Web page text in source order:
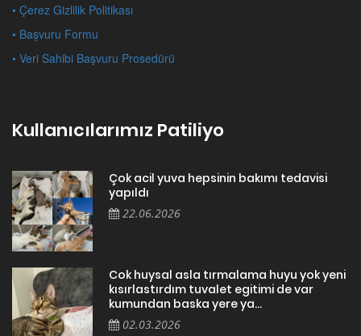
• Çerez Gizlilik Politikası
• Başvuru Formu
• Veri Sahibi Başvuru Prosedürü
Kullanıcılarımız Patiliyo
Çok acil yuva hepsinin bakımı tedavisi
yapıldı
22.06.2026
Cok huysal asla tırmalama huyu yok yeni
kısırlastırdım tuvalet egitimi de var
kumundan baska yere ya...
02.03.2026